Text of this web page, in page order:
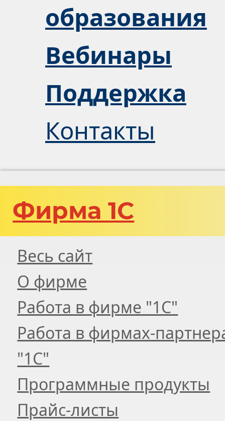
образования
Вебинары
Поддержка
Контакты
Фирма 1С
Весь сайт
О фирме
Работа в фирме "1С"
Работа в фирмах-
"1С"
Программные продукты
Прайс-листы